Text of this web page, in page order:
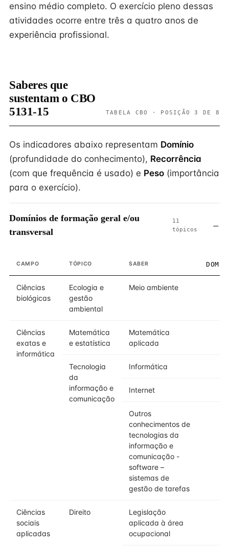
ensino médio completo. O exercício pleno dessas
atividades ocorre entre três a quatro anos de
experiência profissional.
Saberes que
sustentam o CBO
5131-15
TABELA CBO · POSIÇÃO 3 DE 8
Os indicadores abaixo representam Domínio
(profundidade do conhecimento), Recorrência
(com que frequência é usado) e Peso (importância
para o exercício).
Domínios de formação geral e/ou
transversal
11
tópicos
CAMPO TÓPICO SABER
Ciências
biológicas
Ecologia e
gestão
ambiental
Meio ambiente
Ciências
exatas e
informática
Matemática
e estatística
Matemática
aplicada
Tecnologia
da
informação e
comunicação
Informática
Internet
Outros
conhecimentos de
tecnologias da
informação e
comunicação -
software –
sistemas de
gestão de tarefas
Ciências
sociais
aplicadas
Direito
Legislação
aplicada à área
ocupacional